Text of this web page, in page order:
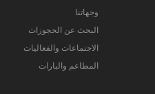
وجهاتنا
البحث عن الحجوزات
الاجتماعات والفعاليات
المطاعم والبارات